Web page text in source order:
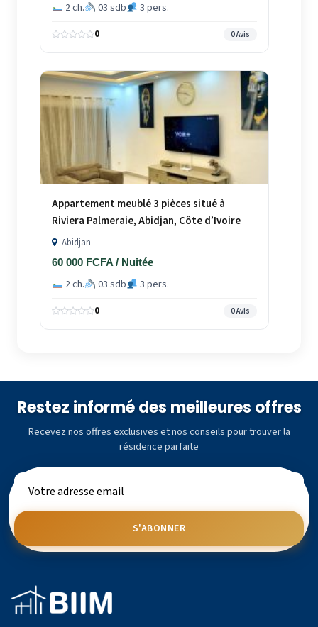
2 ch. 03 sdb 3 pers.
0 0 Avis
Appartement meublé 3 pièces situé à
Riviera Palmeraie, Abidjan, Côte d’Ivoire
Abidjan
60 000 FCFA / Nuitée
2 ch. 03 sdb 3 pers.
0 0 Avis
Restez informé des meilleures offres
Recevez nos offres exclusives et nos conseils pour trouver la
résidence parfaite
S'ABONNER